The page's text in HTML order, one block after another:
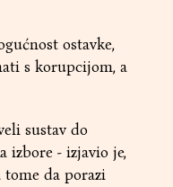
ostavke,
s korupcijom, a
sustav do
izbore - izjavio je,
tome da porazi